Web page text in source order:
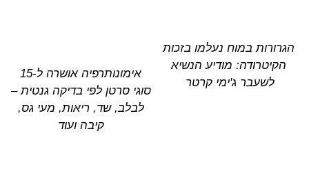
הגרורות במוח נעלמו בזכות
הקיטרודה: מודיע הנשיא
לשעבר ג'ימי קרטר
אימונותרפיה אושרה ל-15
סוגי סרטן לפי בדיקה גנטית –
לבלב, שד, ריאות, מעי גס,
קיבה ועוד